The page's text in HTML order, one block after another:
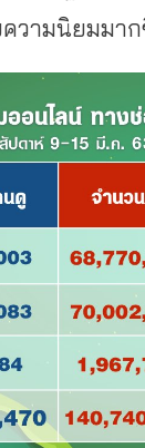
วามนิยมมา